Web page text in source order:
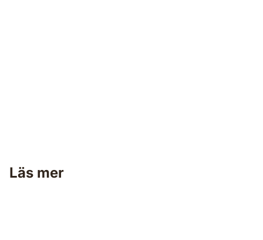
Läs mer